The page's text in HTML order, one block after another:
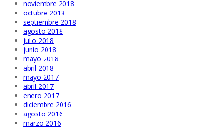
noviembre 2018
octubre 2018
septiembre 2018
agosto 2018
julio 2018
junio 2018
mayo 2018
abril 2018
mayo 2017
abril 2017
enero 2017
diciembre 2016
agosto 2016
marzo 2016